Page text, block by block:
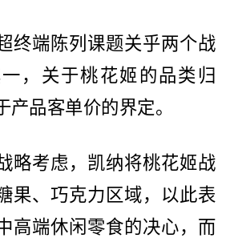
终端陈列课题关乎两个战
，关于桃花姬的品类归
产品客单价的界定。
略考虑，凯纳将桃花姬战
果、巧克力区域，以此表
高端休闲零食的决心，而